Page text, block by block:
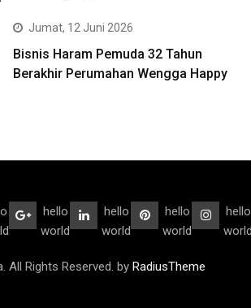
Jumat, 12 Juni 2026
Bisnis Haram Pemuda 32 Tahun
Berakhir Perumahan Wengga Happy
hello
world
hello
world
hello
world
hello
All Rights Reserved. by RadiusTheme